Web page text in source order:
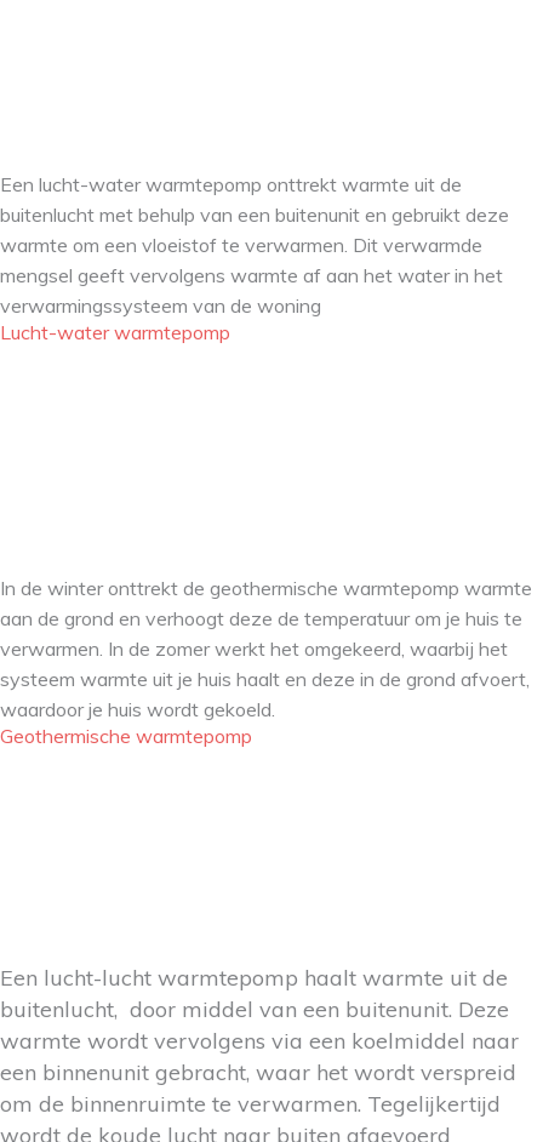
Een lucht-water warmtepomp onttrekt warmte uit de
buitenlucht met behulp van een buitenunit en gebruikt deze
warmte om een vloeistof te verwarmen. Dit verwarmde
mengsel geeft vervolgens warmte af aan het water in het
verwarmingssysteem van de woning
Lucht-water warmtepomp
In de winter onttrekt de geothermische warmtepomp warmte
aan de grond en verhoogt deze de temperatuur om je huis te
verwarmen. In de zomer werkt het omgekeerd, waarbij het
systeem warmte uit je huis haalt en deze in de grond afvoert,
waardoor je huis wordt gekoeld.
Geothermische warmtepomp
Een lucht-lucht warmtepomp haalt warmte uit de
buitenlucht, door middel van een buitenunit. Deze
warmte wordt vervolgens via een koelmiddel naar
een binnenunit gebracht, waar het wordt verspreid
om de binnenruimte te verwarmen. Tegelijkertijd
wordt de koude lucht naar buiten afgevoerd